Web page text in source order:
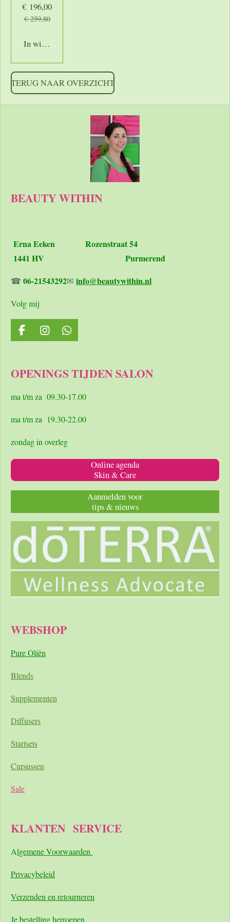
€ 196,00
€ 259,80
In winkelwagen
TERUG NAAR OVERZICHT
BEAUTY WITHIN
Erna Eeken Rozenstraat 54
1441 HV Purmerend
☎ 06-21543292✉ info@beautywithin.nl
Volg mij
F
a
b
o
I
n
a
r
m
W
h
s
p
OPENINGS TIJDEN SALON
ma t/m za 09.30-17.00
ma t/m za 19.30-22.00
zondag in overleg
Online agenda
Skin & Care
Aanmelden voor
tips & nieuws
WEBSHOP
Pure Oliën
Blends
Supplementen
Diffusers
Startsets
Cursussen
Sale
KLANTEN SERVICE
Algemene Voorwaarden
Privacybeleid
Verzenden en retourneren
Je bestelling herroepen